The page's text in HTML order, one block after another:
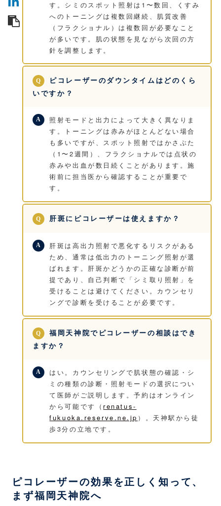
す。シミのスポット照射は1〜数回、くすみ
へのトーニングは複数回継続、肌質改善
（フラクショナル）は複数回が必要なこと
が多いです。肌の状態を見ながら次回の方
針を調整します。
ピコレーザーのダウンタイムはどのくら
いですか？
照射モードと出力によって大きく異なりま
す。トーニングは赤みがほとんどない場合
も多いですが、スポット照射ではかさぶた
（1〜2週間）、フラクショナルでは点状の
赤みや出血が数日続くことがあります。施
術前に担当医から確認することが重要で
す。
肝斑にピコレーザーは使えますか？
肝斑は高出力照射で悪化するリスクがある
ため、通常は低出力のトーニング照射が選
ばれます。肝斑かどうかの正確な診断が前
提であり、自己判断で「シミ取り照射」を
受けることは避けてください。カウンセリ
ングで診断を受けることが必要です。
福岡天神院でピコレーザーの相談はでき
ますか？
はい。カウンセリングで肌状態の確認・シ
ミの種類の診断・照射モードの選択につい
て医師がご説明します。予約はオンライン
から可能です（ renatus-
fukuoka.reserve.ne.jp ）。天神駅から徒
歩3分の立地です。
ピコレーザーの効果を正しく知って、
まず福岡天神院へ